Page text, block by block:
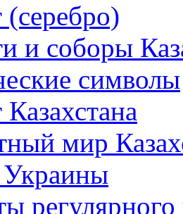
и соборы
символы
мир
регулярного